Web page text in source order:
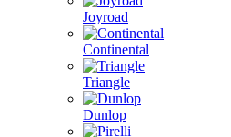
Joyroad
Continental
Triangle
Dunlop